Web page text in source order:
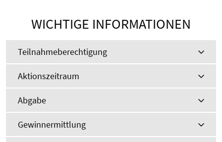
WICHTIGE INFORMATIONEN
Teilnahmeberechtigung
Aktionszeitraum
Abgabe
Gewinnermittlung